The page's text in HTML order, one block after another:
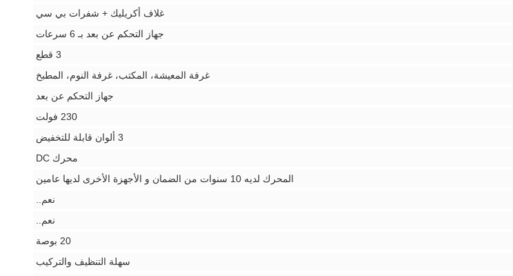
غلاف أكريليك + شفرات بي سي
جهاز التحكم عن بعد بـ 6 سرعات
3 قطع
غرفة المعيشة، المكتب، غرفة النوم، المطبخ
جهاز التحكم عن بعد
230 فولت
3 ألوان قابلة للتخفيض
محرك DC
المحرك لديه 10 سنوات من الضمان و الأجهزة الأخرى لديها عامين
نعم..
نعم..
20 بوصة
سهلة التنظيف والتركيب